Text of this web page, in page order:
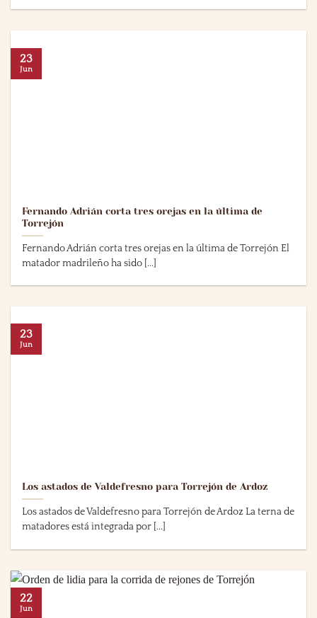
Fernando Adrián corta tres orejas en la última de
Torrejón
Fernando Adrián corta tres orejas en la última de Torrejón El
matador madrileño ha sido [...]
23
Jun
Los astados de Valdefresno para Torrejón de Ardoz
Los astados de Valdefresno para Torrejón de Ardoz La terna de
matadores está integrada por [...]
23
Jun
22
Jun